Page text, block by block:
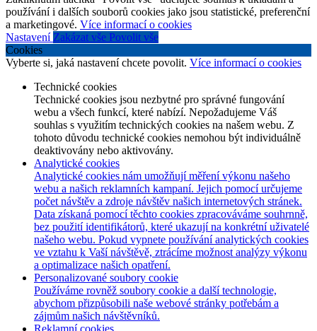
používání i dalších souborů cookies jako jsou statistické, preferenční
a marketingové. Více informací o cookies
Nastavení Zakázat vše Povolit vše
Cookies
Vyberte si, jaká nastavení chcete povolit. Více informací o cookies
Technické cookies
Technické cookies jsou nezbytné pro správné fungování
webu a všech funkcí, které nabízí. Nepožadujeme Váš
souhlas s využitím technických cookies na našem webu. Z
tohoto důvodu technické cookies nemohou být individuálně
deaktivovány nebo aktivovány.
Analytické cookies
Analytické cookies nám umožňují měření výkonu našeho
webu a našich reklamních kampaní. Jejich pomocí určujeme
počet návštěv a zdroje návštěv našich internetových stránek.
Data získaná pomocí těchto cookies zpracováváme souhrnně,
bez použití identifikátorů, které ukazují na konkrétní uživatelé
našeho webu. Pokud vypnete používání analytických cookies
ve vztahu k Vaší návštěvě, ztrácíme možnost analýzy výkonu
a optimalizace našich opatření.
Personalizované soubory cookie
Používáme rovněž soubory cookie a další technologie,
abychom přizpůsobili naše webové stránky potřebám a
zájmům našich návštěvníků.
Reklamní cookies